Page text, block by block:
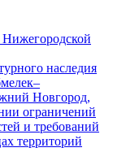
Нижегородской
наследия
Новгород,
ограничений
и требований
территорий